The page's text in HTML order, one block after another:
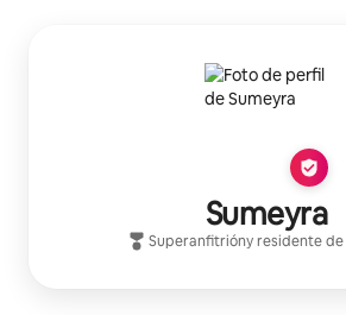
Sumeyra
Superanfitrióny residente de